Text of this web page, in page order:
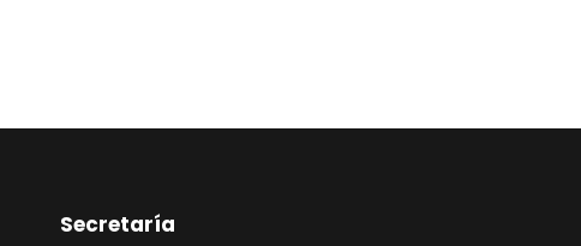
Secretaría